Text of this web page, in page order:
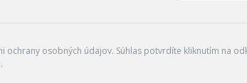
osobných údajov. Súhlas potvrdíte kliknutím na